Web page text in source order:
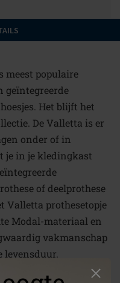
meest populaire
geïntegreerde
Het blijft het
De Valletta is er
onder of in
je in je kledingkast
of deelprothese
Valletta prothesetopje
Modal-materiaal en
vakmanschap
levensduur.